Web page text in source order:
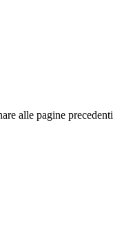
alle pagine precedenti